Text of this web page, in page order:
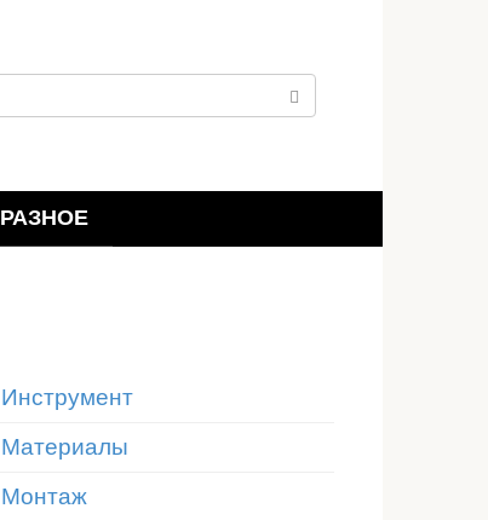
РАЗНОЕ
Инструмент
Материалы
Монтаж